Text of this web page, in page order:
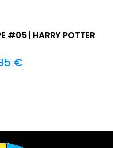
#05 | HARRY POTTER
€